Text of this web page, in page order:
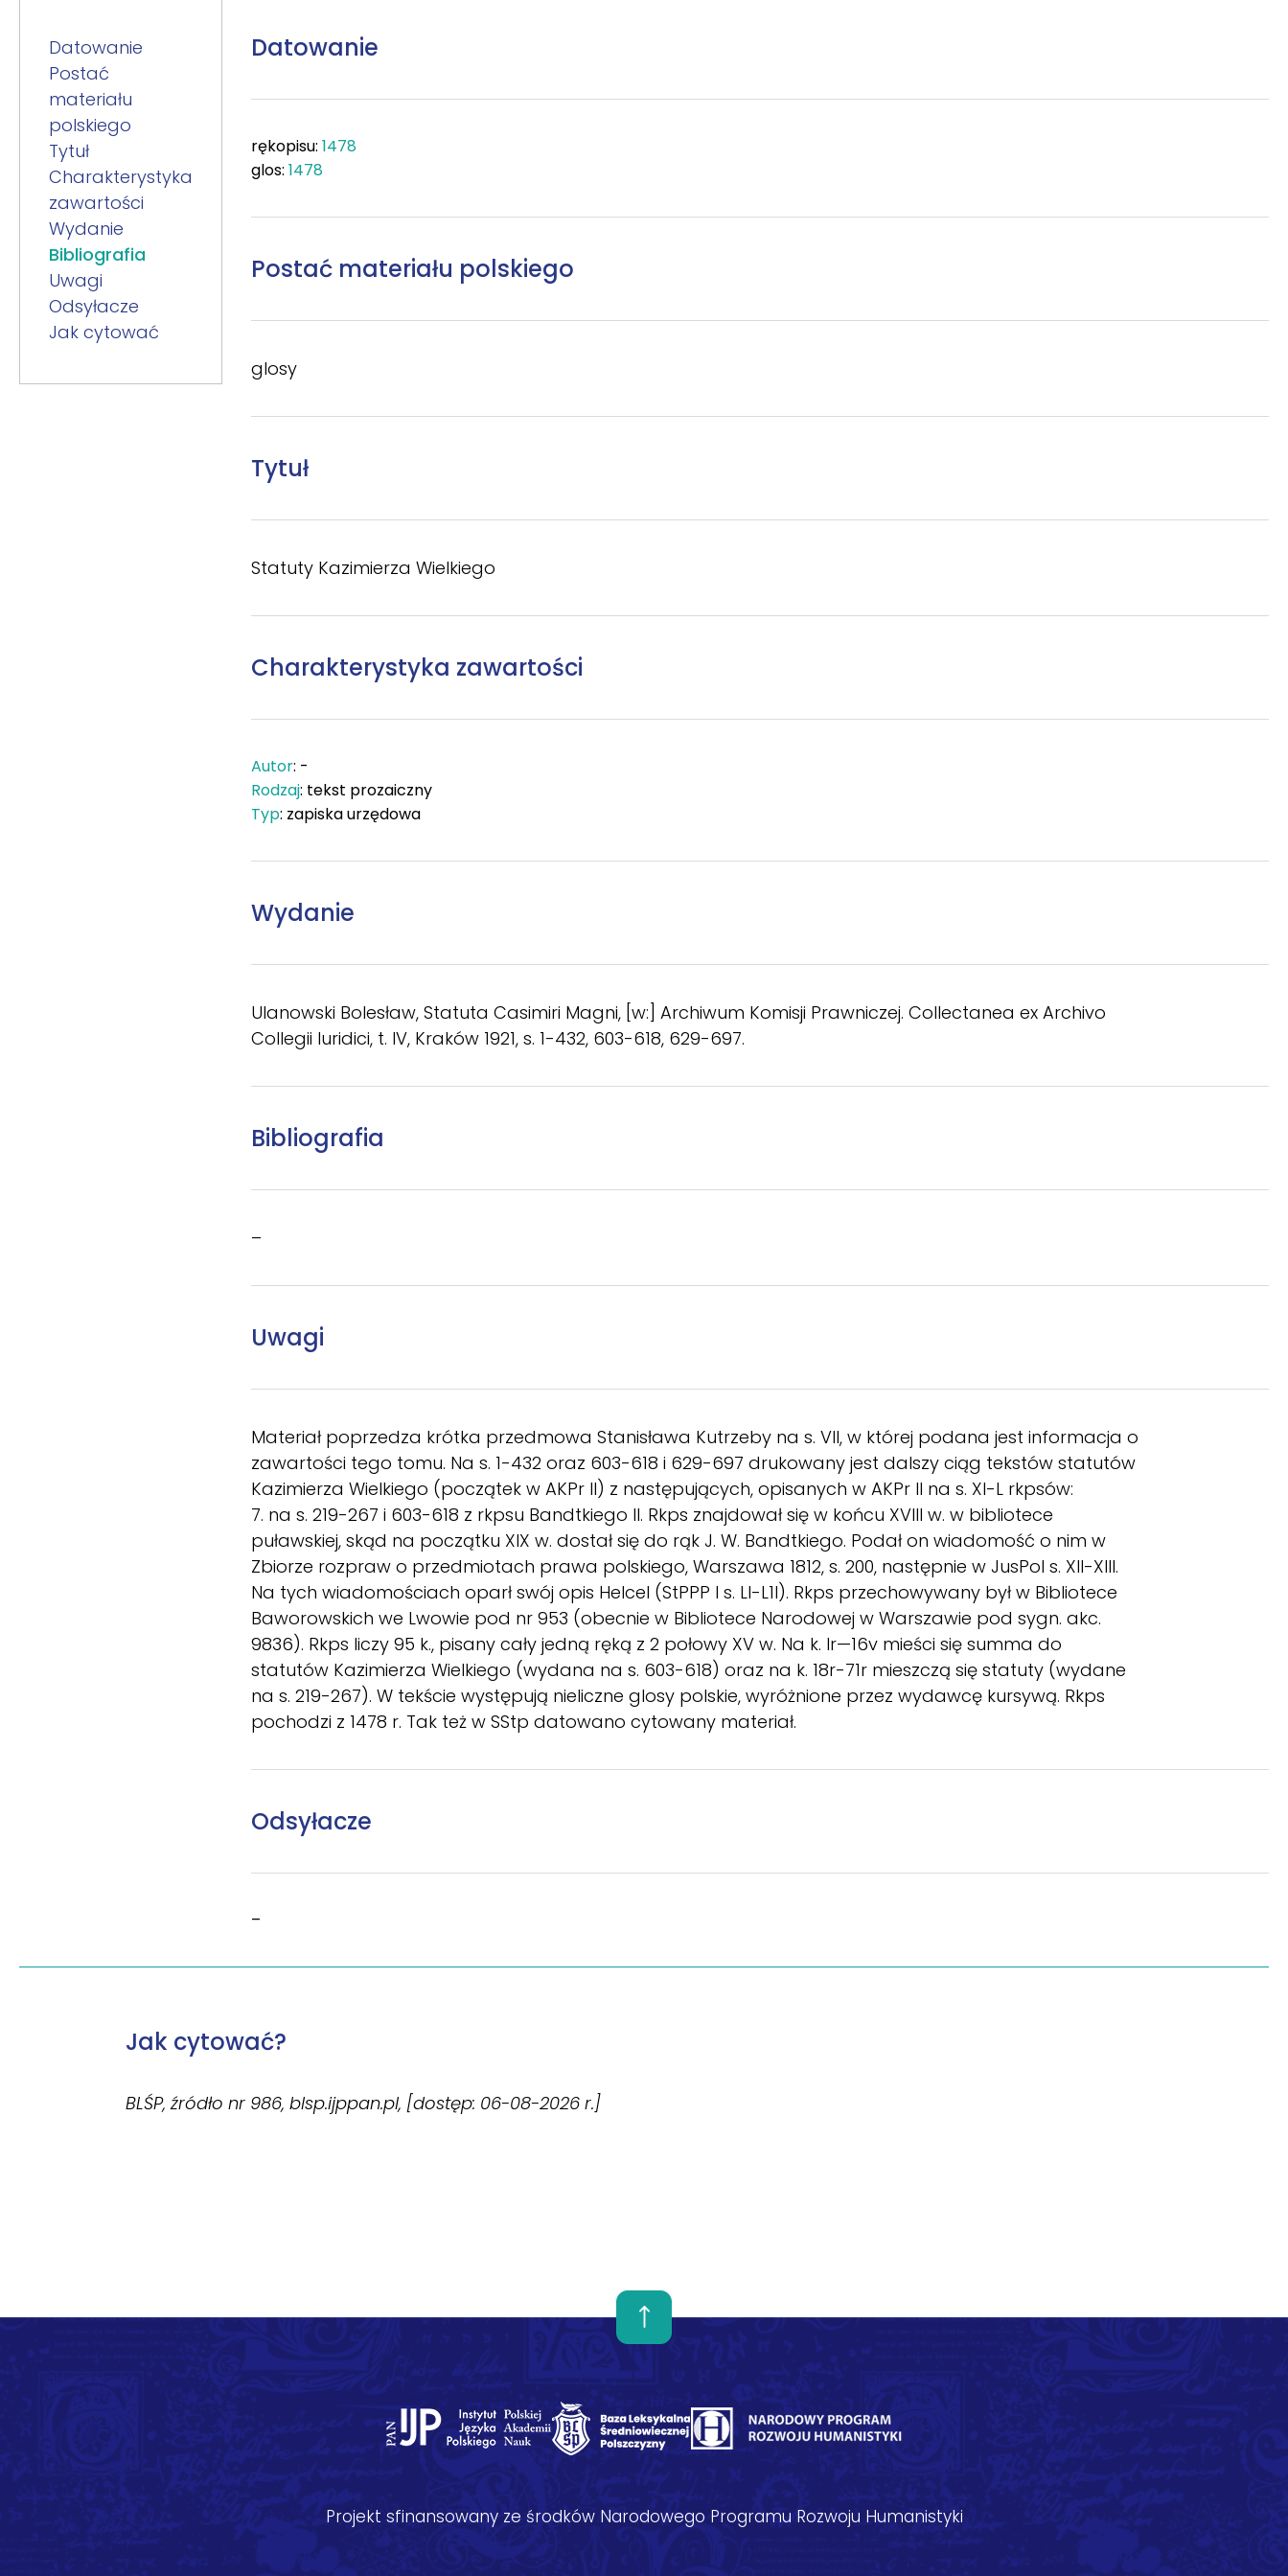
Datowanie
Postać
materiału
polskiego
Tytuł
Charakterystyka
zawartości
Wydanie
Bibliografia
Uwagi
Odsyłacze
Jak cytować
Datowanie
rękopisu: 1478
glos: 1478
Postać materiału polskiego
glosy
Tytuł
Statuty Kazimierza Wielkiego
Charakterystyka zawartości
Autor: -
Rodzaj: tekst prozaiczny
Typ: zapiska urzędowa
Wydanie
Ulanowski Bolesław, Statuta Casimiri Magni, [w:] Archiwum Komisji Prawniczej. Collectanea ex Archivo
Collegii Iuridici, t. IV, Kraków 1921, s. 1-432, 603-618, 629-697.
Bibliografia
–
Uwagi
Materiał poprzedza krótka przedmowa Stanisława Kutrzeby na s. VII, w której podana jest informacja o
zawartości tego tomu. Na s. 1-432 oraz 603-618 i 629-697 drukowany jest dalszy ciąg tekstów statutów
Kazimierza Wielkiego (początek w AKPr II) z następujących, opisanych w AKPr II na s. XI-L rkpsów:
7. na s. 219-267 i 603-618 z rkpsu Bandtkiego II. Rkps znajdował się w końcu XVIII w. w bibliotece
puławskiej, skąd na początku XIX w. dostał się do rąk J. W. Bandtkiego. Podał on wiadomość o nim w
Zbiorze rozpraw o przedmiotach prawa polskiego, Warszawa 1812, s. 200, następnie w JusPol s. XII-XIII.
Na tych wiadomościach oparł swój opis Helcel (StPPP I s. LI-L1I). Rkps przechowywany był w Bibliotece
Baworowskich we Lwowie pod nr 953 (obecnie w Bibliotece Narodowej w Warszawie pod sygn. akc.
9836). Rkps liczy 95 k., pisany cały jedną ręką z 2 połowy XV w. Na k. lr—16v mieści się summa do
statutów Kazimierza Wielkiego (wydana na s. 603-618) oraz na k. 18r-71r mieszczą się statuty (wydane
na s. 219-267). W tekście występują nieliczne glosy polskie, wyróżnione przez wydawcę kursywą. Rkps
pochodzi z 1478 r. Tak też w SStp datowano cytowany materiał.
Odsyłacze
–
Jak cytować?
BLŚP, źródło nr 986, blsp.ijppan.pl, [dostęp: 06-08-2026 r.]
Projekt sfinansowany ze środków Narodowego Programu Rozwoju Humanistyki